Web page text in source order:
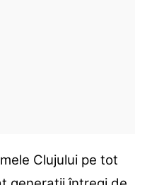
Clujului pe tot